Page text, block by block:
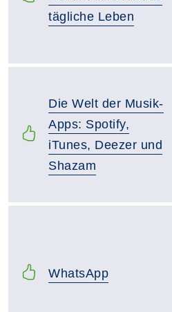
tägliche Leben
Die Welt der Musik-
Apps: Spotify,
iTunes, Deezer und
Shazam
WhatsApp